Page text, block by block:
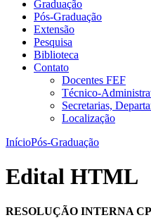
Graduação
Pós-Graduação
Extensão
Pesquisa
Biblioteca
Contato
Docentes FEF
Técnico-
Secretarias,
Localização
InícioPós-Graduação
Edital HTML
RESOLUÇÃO INTERNA